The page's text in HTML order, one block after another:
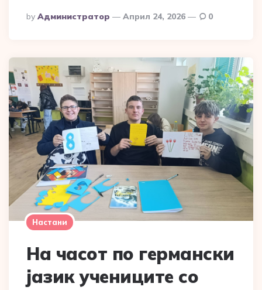
Posted
By
By Администратор Април 24, 2026 0
Настани
На часот по германски
јазик учениците со